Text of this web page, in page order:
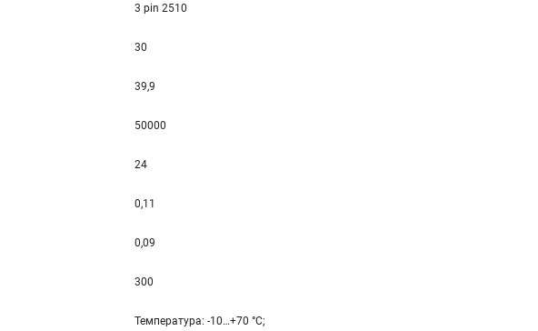
3 pin 2510
30
39,9
50000
24
0,11
0,09
300
Температура: -10…+70 °С;